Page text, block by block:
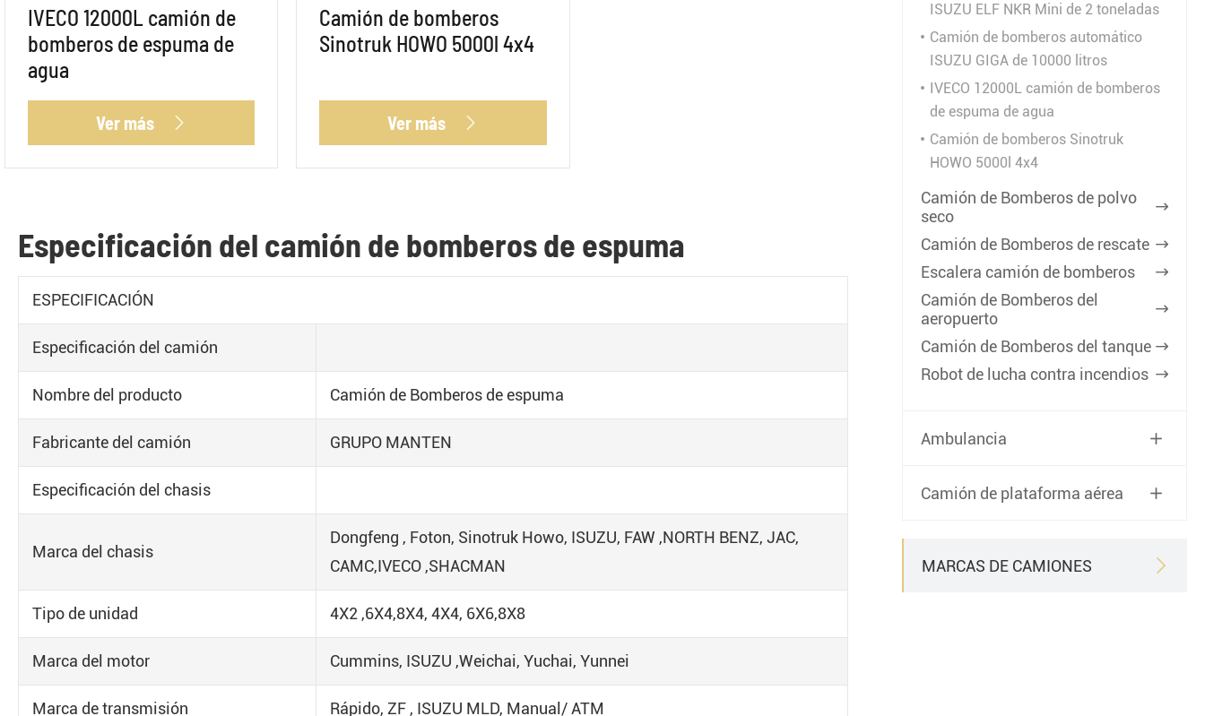
IVECO 12000L camión de
bomberos de espuma de
agua
Ver más 
Camión de bomberos
Sinotruk HOWO 5000l 4x4
Ver más 
Especificación del camión de bomberos de espuma
ESPECIFICACIÓN
Especificación del camión
Nombre del producto Camión de Bomberos de espuma
Fabricante del camión GRUPO MANTEN
Especificación del chasis
Marca del chasis
Dongfeng , Foton, Sinotruk Howo, ISUZU, FAW ,NORTH BENZ, JAC,
CAMC,IVECO ,SHACMAN
Tipo de unidad 4X2 ,6X4,8X4, 4X4, 6X6,8X8
Marca del motor Cummins, ISUZU ,Weichai, Yuchai, Yunnei
Marca de transmisión Rápido, ZF , ISUZU MLD, Manual/ ATM
ISUZU ELF NKR Mini de 2 toneladas
Camión de bomberos automático
ISUZU GIGA de 10000 litros
IVECO 12000L camión de bomberos
de espuma de agua
Camión de bomberos Sinotruk
HOWO 5000l 4x4
Camión de Bomberos de polvo
seco

Camión de Bomberos de rescate 
Escalera camión de bomberos 
Camión de Bomberos del
aeropuerto

Camión de Bomberos del tanque 
Robot de lucha contra incendios 
Ambulancia 
Camión de plataforma aérea 
MARCAS DE CAMIONES 